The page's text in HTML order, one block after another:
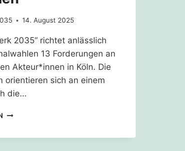
14. August 2025
2035“ richtet anlässlich
13 Forderungen an
Akteur*innen in Köln. Die
orientieren sich an einem
die…
KÖLN